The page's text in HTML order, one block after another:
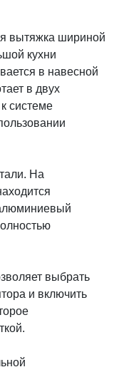
вытяжка шириной
кухни
в навесной
в двух
системе
На
выбрать
и включить